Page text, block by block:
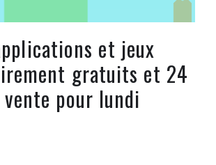
et jeux
gratuits et 24
vente pour lundi